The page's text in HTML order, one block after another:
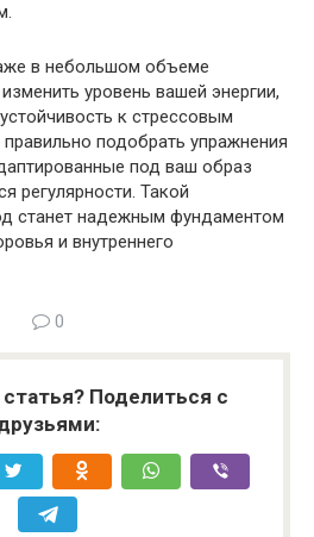
в небольшом объеме
уровень вашей энергии,
к стрессовым
подобрать упражнения
под ваш образ
регулярности. Такой
станет надежным фундаментом
и внутреннего
0
Поделиться с